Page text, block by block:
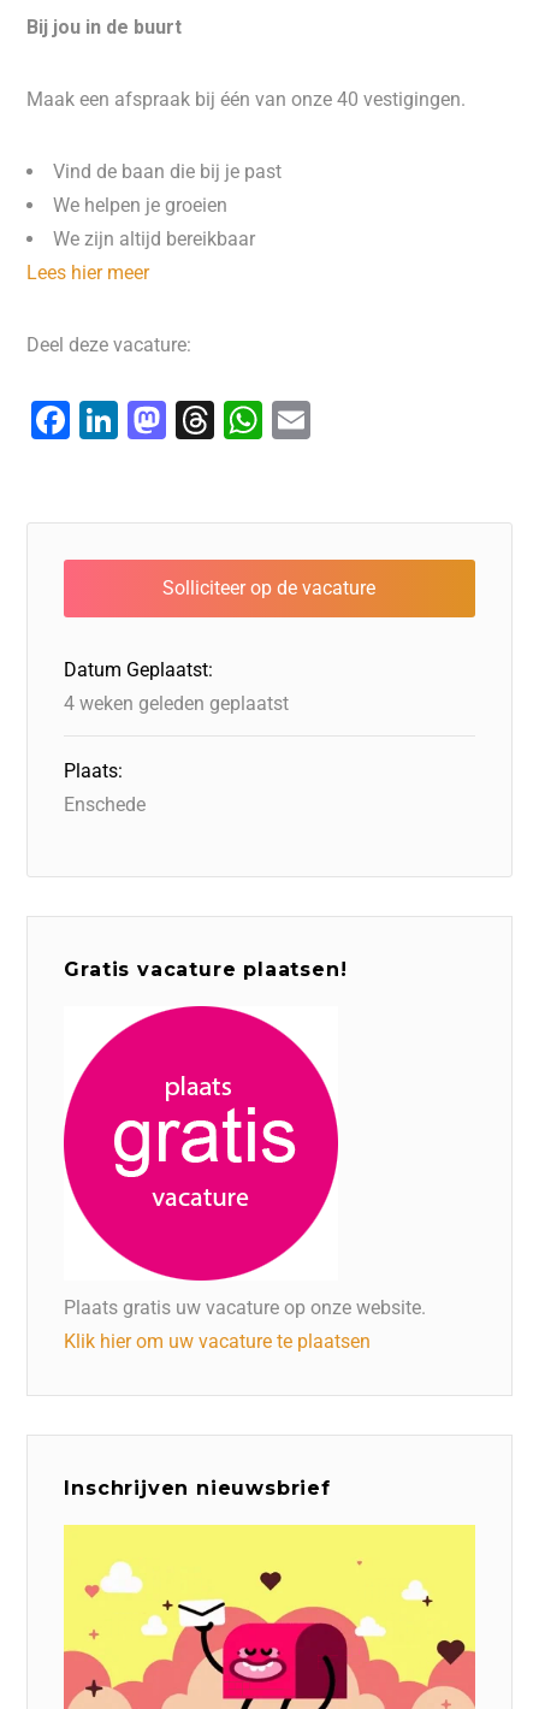
Bij jou in de buurt
Maak een afspraak bij één van onze 40 vestigingen.
Vind de baan die bij je past
We helpen je groeien
We zijn altijd bereikbaar
Lees hier meer
Deel deze vacature:
F
e
b
o
o
k
Li
e
dI
n
M
o
d
o
n
T
a
d
s
W
s
A
p
l
Datum Geplaatst:
4 weken geleden geplaatst
Plaats:
Enschede
Gratis vacature plaatsen!
Plaats gratis uw vacature op onze website.
Klik hier om uw vacature te plaatsen
Inschrijven nieuwsbrief